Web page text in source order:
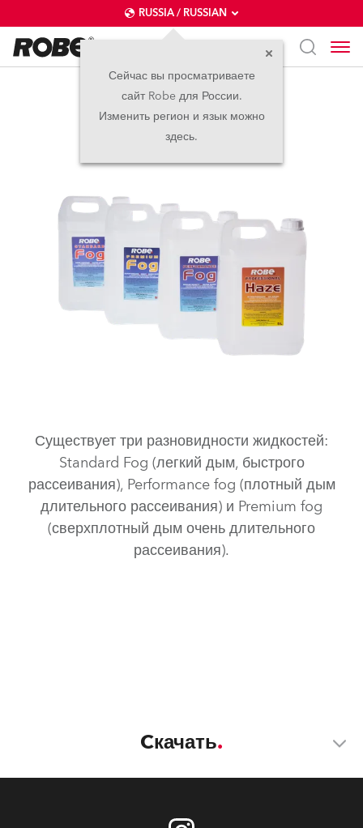
RUSSIA / RUSSIAN
Сейчас вы просматриваете
сайт Robe для России.
Изменить регион и язык можно
здесь.
Жидкости
Существует три разновидности жидкостей:
Standard Fog (легкий дым, быстрого
рассеивания), Performance fog (плотный дым
длительного рассеивания) и Premium fog
(сверхплотный дым очень длительного
рассеивания).
Cкачать